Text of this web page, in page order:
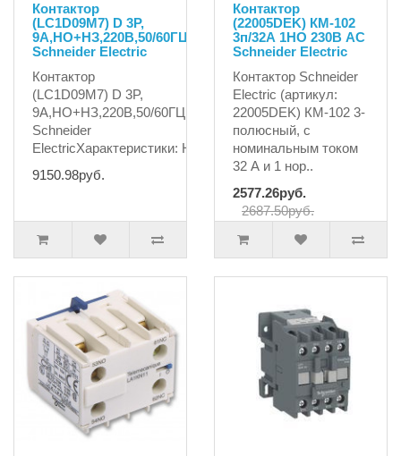
Контактор
(LC1D09M7) D 3P,
9А,НО+НЗ,220B,50/60ГЦ
Schneider Electric
Контактор
(LC1D09M7) D 3P,
9А,НО+НЗ,220B,50/60ГЦ
Schneider
ElectricХарактеристики: Номина..
9150.98руб.
Контактор
(22005DEK) КМ-102
3п/32А 1НО 230В AC
Schneider Electric
Контактор Schneider
Electric (артикул:
22005DEK) КМ-102 3-
полюсный, с
номинальным током
32 А и 1 нор..
2577.26руб.
2687.50руб.